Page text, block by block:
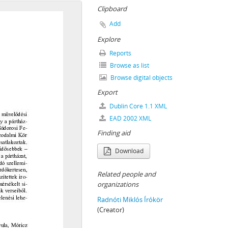
Szakszervezete Váci Városházi Szakszervezeti Bizottságának) iratai, 1950–1951, 1962
1919
1945–1990
Clipboard
Add
Explore
Reports
Browse as list
Browse digital objects
Export
Dublin Core 1.1 XML
EAD 2002 XML
Finding aid
Download
Related people and
organizations
Radnóti Miklós Írókör
(Creator)